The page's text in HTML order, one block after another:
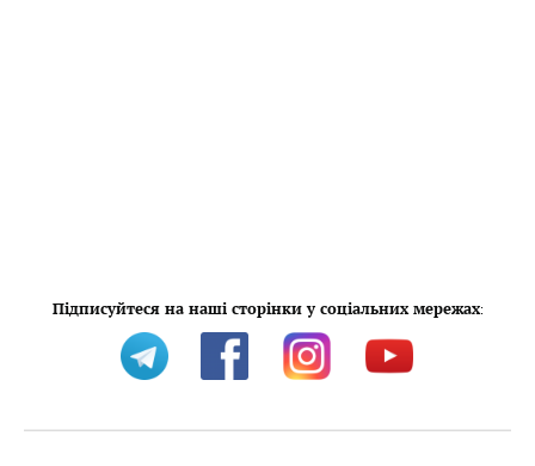
Підписуйтеся на наші сторінки у соціальних мережах: